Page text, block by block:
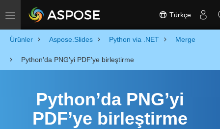
Toggle navigation Türkçe
Ürünler Aspose.Slides Python via .NET Merge
Python'da PNG'yi PDF'ye birleştirme
Python’da PNG’yi
PDF’ye birleştirme